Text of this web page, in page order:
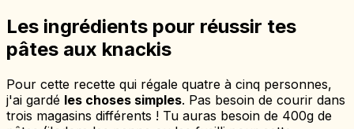
Les ingrédients pour réussir tes
pâtes aux knackis
Pour cette recette qui régale quatre à cinq personnes,
j'ai gardé les choses simples. Pas besoin de courir dans
trois magasins différents ! Tu auras besoin de 400g de